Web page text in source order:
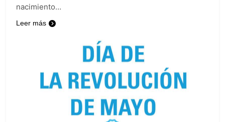
nacimiento…
Leer más